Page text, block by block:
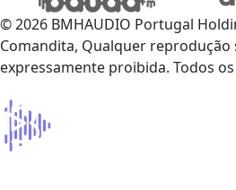
© 2026 BMHAUDIO Portugal
Comandita, Qualquer
expressamente proibida. Todos